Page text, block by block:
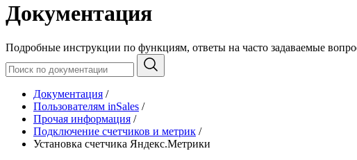
Документация
Подробные инструкции по функциям, ответы на часто задаваемые
Документация /
Пользователям inSales /
Прочая информация /
Подключение счетчиков и метрик /
Установка счетчика Яндекс.Метрики